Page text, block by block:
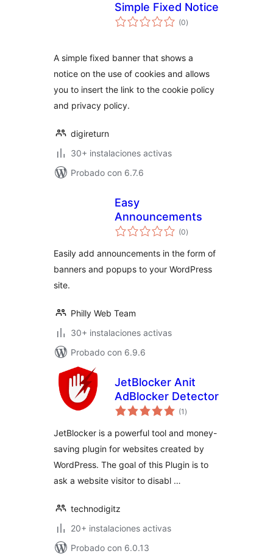
Simple Fixed Notice
(0valoraciones
en
)
A simple fixed banner that shows a
notice on the use of cookies and allows
you to insert the link to the cookie policy
and privacy policy.
digireturn
30+ instalaciones activas
Probado con 6.7.6
Easy
Announcements
(0valoraciones
en
)
Easily add announcements in the form of
banners and popups to your WordPress
site.
Philly Web Team
30+ instalaciones activas
Probado con 6.9.6
JetBlocker Anit
AdBlocker Detector
(1 valoraciones
en
)
JetBlocker is a powerful tool and money-
saving plugin for websites created by
WordPress. The goal of this Plugin is to
ask a website visitor to disabl …
technodigitz
20+ instalaciones activas
Probado con 6.0.13